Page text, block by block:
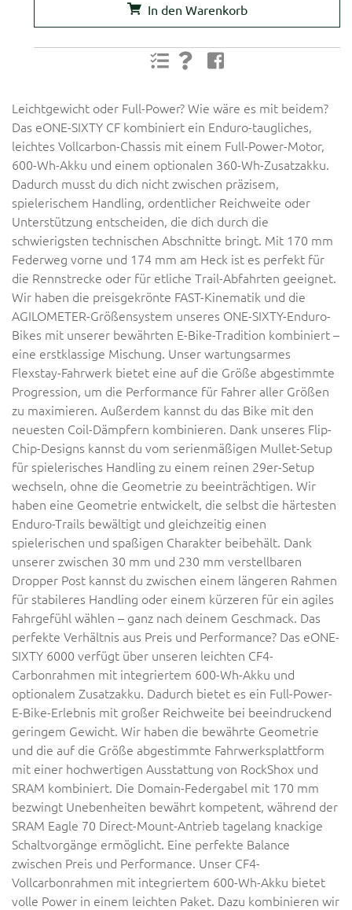
In den Warenkorb
Leichtgewicht oder Full-Power? Wie wäre es mit beidem?
Das eONE-SIXTY CF kombiniert ein Enduro-taugliches,
leichtes Vollcarbon-Chassis mit einem Full-Power-Motor,
600-Wh-Akku und einem optionalen 360-Wh-Zusatzakku.
Dadurch musst du dich nicht zwischen präzisem,
spielerischem Handling, ordentlicher Reichweite oder
Unterstützung entscheiden, die dich durch die
schwierigsten technischen Abschnitte bringt. Mit 170 mm
Federweg vorne und 174 mm am Heck ist es perfekt für
die Rennstrecke oder für etliche Trail-Abfahrten geeignet.
Wir haben die preisgekrönte FAST-Kinematik und die
AGILOMETER-Größensystem unseres ONE-SIXTY-Enduro-
Bikes mit unserer bewährten E-Bike-Tradition kombiniert –
eine erstklassige Mischung. Unser wartungsarmes
Flexstay-Fahrwerk bietet eine auf die Größe abgestimmte
Progression, um die Performance für Fahrer aller Größen
zu maximieren. Außerdem kannst du das Bike mit den
neuesten Coil-Dämpfern kombinieren. Dank unseres Flip-
Chip-Designs kannst du vom serienmäßigen Mullet-Setup
für spielerisches Handling zu einem reinen 29er-Setup
wechseln, ohne die Geometrie zu beeinträchtigen. Wir
haben eine Geometrie entwickelt, die selbst die härtesten
Enduro-Trails bewältigt und gleichzeitig einen
spielerischen und spaßigen Charakter beibehält. Dank
unserer zwischen 30 mm und 230 mm verstellbaren
Dropper Post kannst du zwischen einem längeren Rahmen
für stabileres Handling oder einem kürzeren für ein agiles
Fahrgefühl wählen – ganz nach deinem Geschmack. Das
perfekte Verhältnis aus Preis und Performance? Das eONE-
SIXTY 6000 verfügt über unseren leichten CF4-
Carbonrahmen mit integriertem 600-Wh-Akku und
optionalem Zusatzakku. Dadurch bietet es ein Full-Power-
E-Bike-Erlebnis mit großer Reichweite bei beeindruckend
geringem Gewicht. Wir haben die bewährte Geometrie
und die auf die Größe abgestimmte Fahrwerksplattform
mit einer hochwertigen Ausstattung von RockShox und
SRAM kombiniert. Die Domain-Federgabel mit 170 mm
bezwingt Unebenheiten bewährt kompetent, während der
SRAM Eagle 70 Direct-Mount-Antrieb tagelang knackige
Schaltvorgänge ermöglicht. Eine perfekte Balance
zwischen Preis und Performance. Unser CF4-
Vollcarbonrahmen mit integriertem 600-Wh-Akku bietet
volle Power in einem leichten Paket. Dazu kombinieren wir